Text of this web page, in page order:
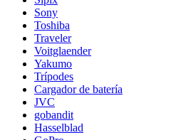
Sony
Toshiba
Traveler
Voitglaender
Yakumo
Trípodes
Cargador de batería
JVC
gobandit
Hasselblad